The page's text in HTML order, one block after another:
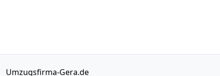
Umzugsfirma-Gera.de